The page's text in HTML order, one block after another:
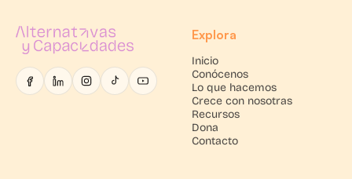
Explora
Inicio
Conócenos
Lo que hacemos
Crece con nosotras
Recursos
Dona
Contacto